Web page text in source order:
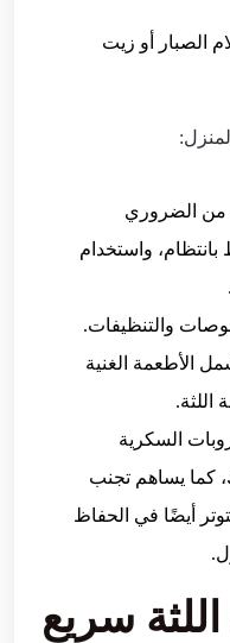
الصبار أو زيت
من الضروري
واستخدام
والتنظيفات.
الأطعمة الغنية
اللثة.
السكرية
كما يساهم تجنب
أيضًا في الحفاظ
سريع